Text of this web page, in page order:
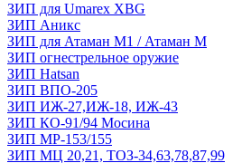
ЗИП для Umarex XBG
ЗИП Аникс
ЗИП для Атаман М1 / Атаман М
ЗИП огнестрельное оружие
ЗИП Hatsan
ЗИП ВПО-205
ЗИП ИЖ-27,ИЖ-18, ИЖ-43
ЗИП КО-91/94 Мосина
ЗИП МР-153/155
ЗИП МЦ 20,21, ТОЗ-34,63,78,87,99